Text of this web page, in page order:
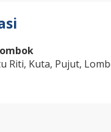
Riti, Kuta, Pujut,